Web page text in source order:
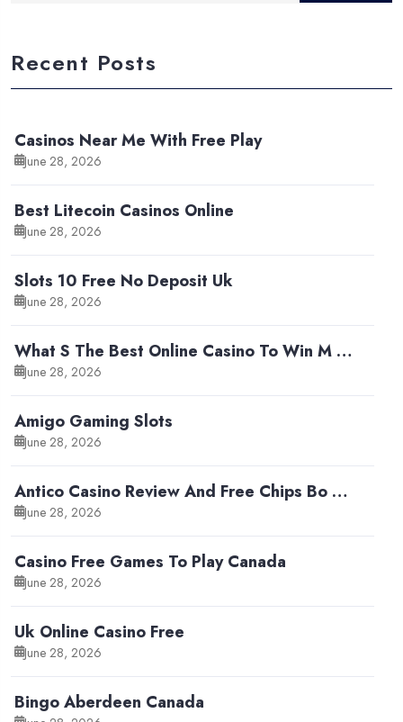
Recent Posts
Casinos Near Me With Free Play
June 28, 2026
Best Litecoin Casinos Online
June 28, 2026
Slots 10 Free No Deposit Uk
June 28, 2026
What S The Best Online Casino To Win M …
June 28, 2026
Amigo Gaming Slots
June 28, 2026
Antico Casino Review And Free Chips Bo …
June 28, 2026
Casino Free Games To Play Canada
June 28, 2026
Uk Online Casino Free
June 28, 2026
Bingo Aberdeen Canada